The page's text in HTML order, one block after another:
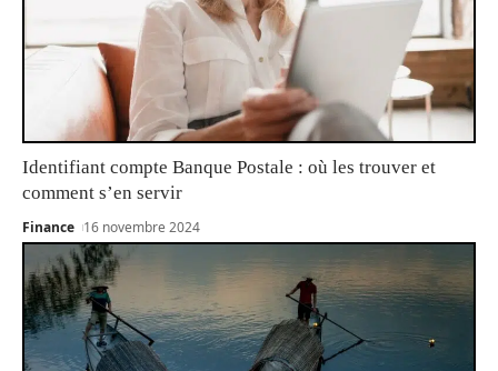
Identifiant compte Banque Postale : où les trouver et
comment s’en servir
Finance 16 novembre 2024